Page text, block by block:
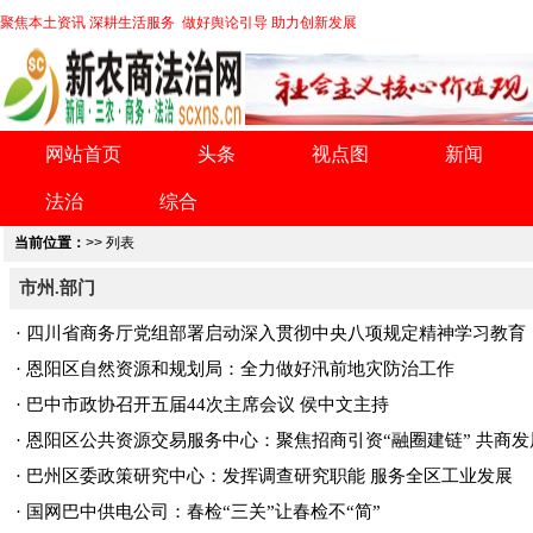
聚焦本土资讯 深耕生活服务 做好舆论引导 助力创新发展
网站首页 头条 视点图 新闻
法治 综合
当前位置： >> 列表
市州.部门
· 四川省商务厅党组部署启动深入贯彻中央八项规定精神学习教育
· 恩阳区自然资源和规划局：全力做好汛前地灾防治工作
· 巴中市政协召开五届44次主席会议 侯中文主持
· 恩阳区公共资源交易服务中心：聚焦招商引资“融圈建链” 共商
· 巴州区委政策研究中心：发挥调查研究职能 服务全区工业发展
· 国网巴中供电公司：春检“三关”让春检不“简”